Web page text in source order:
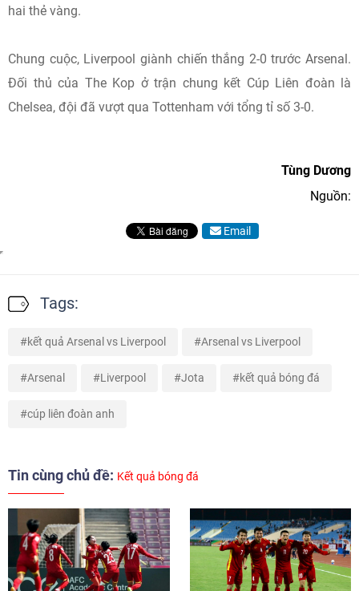
hai thẻ vàng.
Chung cuộc, Liverpool giành chiến thắng 2-0 trước Arsenal.
Đối thủ của The Kop ở trận chung kết Cúp Liên đoàn là
Chelsea, đội đã vượt qua Tottenham với tổng tỉ số 3-0.
Tùng Dương
Nguồn:
Email
Tags:
kết quả Arsenal vs Liverpool Arsenal vs Liverpool
Arsenal Liverpool Jota kết quả bóng đá
cúp liên đoàn anh
Tin cùng chủ đề: Kết quả bóng đá